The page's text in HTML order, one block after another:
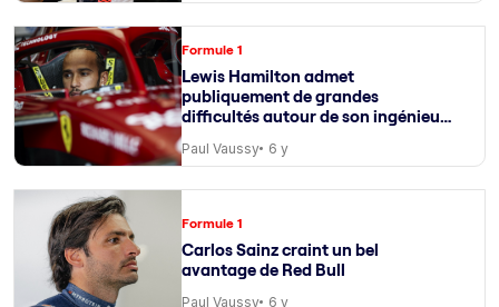
Formule 1
Lewis Hamilton admet
publiquement de grandes
difficultés autour de son ingénieur
Paul Vaussy 6 y
Formule 1
Carlos Sainz craint un bel
avantage de Red Bull
Paul Vaussy 6 y